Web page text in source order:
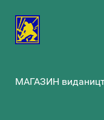
МАГАЗИН